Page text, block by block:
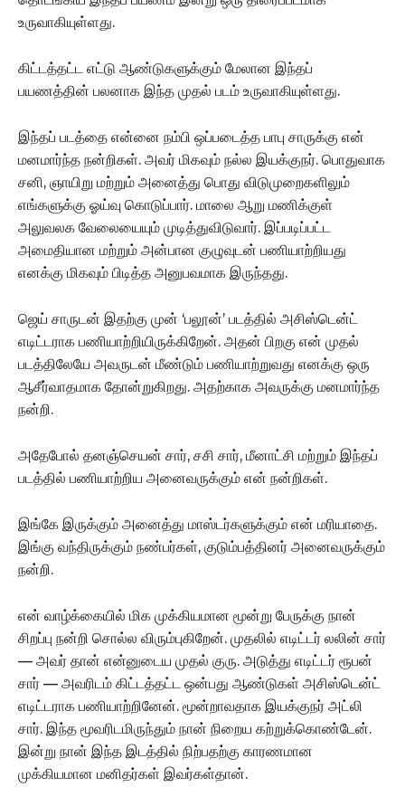
உருவாகியுள்ளது.
கிட்டத்தட்ட எட்டு ஆண்டுகளுக்கும் மேலான இந்தப்
பயணத்தின் பலனாக இந்த முதல் படம் உருவாகியுள்ளது.
இந்தப் படத்தை என்னை நம்பி ஒப்படைத்த பாபு சாருக்கு என்
மனமார்ந்த நன்றிகள். அவர் மிகவும் நல்ல இயக்குநர். பொதுவாக
சனி, ஞாயிறு மற்றும் அனைத்து பொது விடுமுறைகளிலும்
எங்களுக்கு ஓய்வு கொடுப்பார். மாலை ஆறு மணிக்குள்
அலுவலக வேலையையும் முடித்துவிடுவார். இப்படிப்பட்ட
அமைதியான மற்றும் அன்பான குழுவுடன் பணியாற்றியது
எனக்கு மிகவும் பிடித்த அனுபவமாக இருந்தது.
ஜெய் சாருடன் இதற்கு முன் ‘பலூன்’ படத்தில் அசிஸ்டென்ட்
எடிட்டராக பணியாற்றியிருக்கிறேன். அதன் பிறகு என் முதல்
படத்திலேயே அவருடன் மீண்டும் பணியாற்றுவது எனக்கு ஒரு
ஆசீர்வாதமாக தோன்றுகிறது. அதற்காக அவருக்கு மனமார்ந்த
நன்றி.
அதேபோல் தனஞ்செயன் சார், சசி சார், மீனாட்சி மற்றும் இந்தப்
படத்தில் பணியாற்றிய அனைவருக்கும் என் நன்றிகள்.
இங்கே இருக்கும் அனைத்து மாஸ்டர்களுக்கும் என் மரியாதை.
இங்கு வந்திருக்கும் நண்பர்கள், குடும்பத்தினர் அனைவருக்கும்
நன்றி.
என் வாழ்க்கையில் மிக முக்கியமான மூன்று பேருக்கு நான்
சிறப்பு நன்றி சொல்ல விரும்புகிறேன். முதலில் எடிட்டர் லலின் சார்
— அவர் தான் என்னுடைய முதல் குரு. அடுத்து எடிட்டர் ரூபன்
சார் — அவரிடம் கிட்டத்தட்ட ஒன்பது ஆண்டுகள் அசிஸ்டென்ட்
எடிட்டராக பணியாற்றினேன். மூன்றாவதாக இயக்குநர் அட்லி
சார். இந்த மூவரிடமிருந்தும் நான் நிறைய கற்றுக்கொண்டேன்.
இன்று நான் இந்த இடத்தில் நிற்பதற்கு காரணமான
முக்கியமான மனிதர்கள் இவர்கள்தான்.